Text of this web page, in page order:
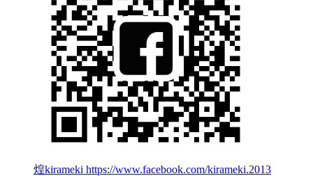
煌kirameki https://www.facebook.com/kirameki.2013